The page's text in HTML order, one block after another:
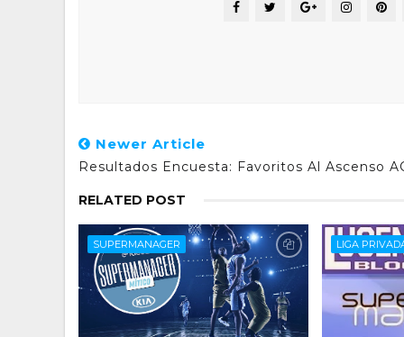
Newer Article
Resultados Encuesta: Favoritos Al Ascenso
RELATED POST
SUPERMANAGER LIGA